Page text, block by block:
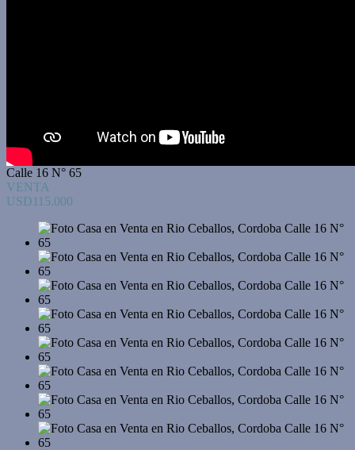
Calle 16 N° 65
VENTA
USD115.000